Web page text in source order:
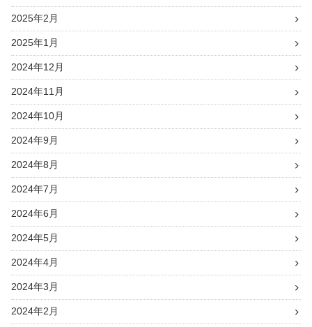
2025年2月
2025年1月
2024年12月
2024年11月
2024年10月
2024年9月
2024年8月
2024年7月
2024年6月
2024年5月
2024年4月
2024年3月
2024年2月